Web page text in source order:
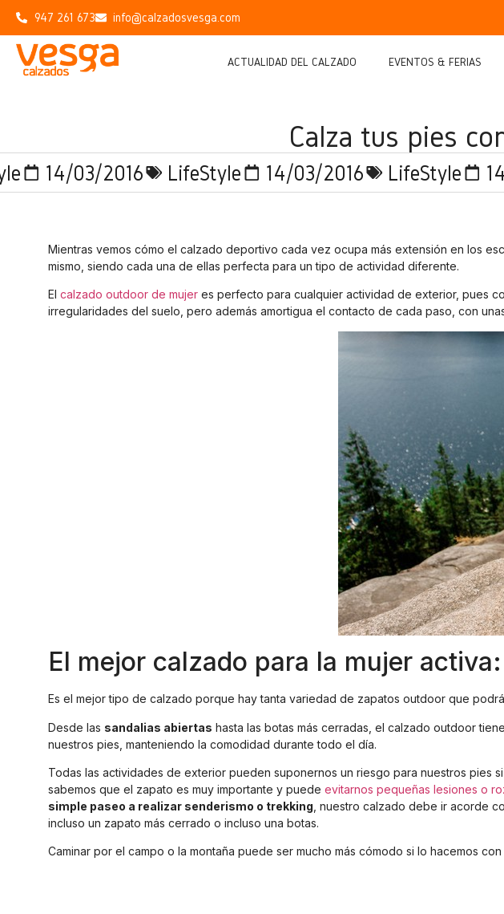
947 261 673 info@calzadosvesga.com
ACTUALIDAD DEL CALZADO EVENTOS & FERIAS
Calza tus pies
14/03/2016 LifeStyle 14/03/2016 LifeStyle
Mientras vemos cómo el calzado deportivo cada vez ocupa más extensión en los
mismo, siendo cada una de ellas perfecta para un tipo de actividad diferente.
El calzado outdoor de mujer es perfecto para cualquier actividad de exterior, pues
irregularidades del suelo, pero además amortigua el contacto de cada paso, con
El mejor calzado para la mujer
Es el mejor tipo de calzado porque hay tanta variedad de zapatos outdoor que
Desde las sandalias abiertas hasta las botas más cerradas, el calzado outdoor
nuestros pies, manteniendo la comodidad durante todo el día.
Todas las actividades de exterior pueden suponernos un riesgo para nuestros pies
sabemos que el zapato es muy importante y puede evitarnos pequeñas lesiones o
simple paseo a realizar senderismo o trekking , nuestro calzado debe ir acorde
incluso un zapato más cerrado o incluso una botas.
Caminar por el campo o la montaña puede ser mucho más cómodo si lo hacemos